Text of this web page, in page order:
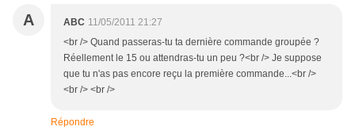
A ABC 11/05/2011 21:27
<br /> Quand passeras-tu ta dernière commande groupée ?
Réellement le 15 ou attendras-tu un peu ?<br /> Je suppose
que tu n'as pas encore reçu la première commande...<br />
<br /> <br />
Répondre